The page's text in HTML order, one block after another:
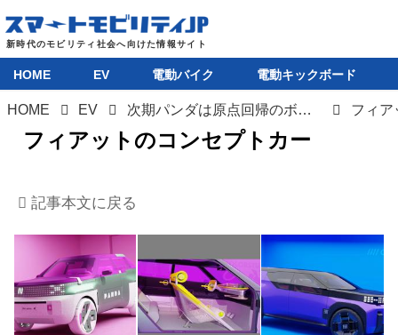
電動バイク
電動キックボード
HOME EV 電動バイク 電動キックボード
HOME EV 次期パンダは原点回帰のボクシーデザインか。フィアットが5台のコンセプトカー公開 フィア
フィアットのコンセプトカー
記事本文に戻る